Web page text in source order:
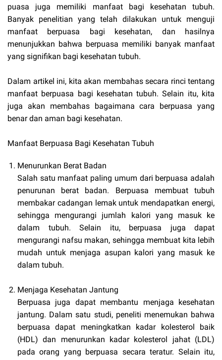
puasa juga memiliki manfaat bagi kesehatan tubuh.
Banyak penelitian yang telah dilakukan untuk menguji
manfaat berpuasa bagi kesehatan, dan hasilnya
menunjukkan bahwa berpuasa memiliki banyak manfaat
yang signifikan bagi kesehatan tubuh.
Dalam artikel ini, kita akan membahas secara rinci tentang
manfaat berpuasa bagi kesehatan tubuh. Selain itu, kita
juga akan membahas bagaimana cara berpuasa yang
benar dan aman bagi kesehatan.
Manfaat Berpuasa Bagi Kesehatan Tubuh
Menurunkan Berat Badan
Salah satu manfaat paling umum dari berpuasa adalah
penurunan berat badan. Berpuasa membuat tubuh
membakar cadangan lemak untuk mendapatkan energi,
sehingga mengurangi jumlah kalori yang masuk ke
dalam tubuh. Selain itu, berpuasa juga dapat
mengurangi nafsu makan, sehingga membuat kita lebih
mudah untuk menjaga asupan kalori yang masuk ke
dalam tubuh.
Menjaga Kesehatan Jantung
Berpuasa juga dapat membantu menjaga kesehatan
jantung. Dalam satu studi, peneliti menemukan bahwa
berpuasa dapat meningkatkan kadar kolesterol baik
(HDL) dan menurunkan kadar kolesterol jahat (LDL)
pada orang yang berpuasa secara teratur. Selain itu,